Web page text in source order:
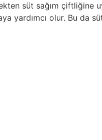
süt sağım çiftliğine
yardımcı olur. Bu da